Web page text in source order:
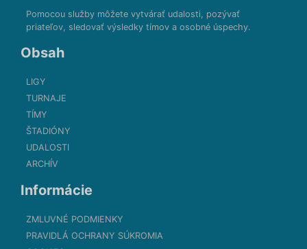
Pomocou služby môžete vytvárať udalosti, pozývať
priateľov, sledovať výsledky tímov a osobné úspechy.
Obsah
LIGY
TURNAJE
TÍMY
ŠTADIÓNY
UDALOSTI
ARCHÍV
Informácie
ZMLUVNÉ PODMIENKY
PRAVIDLÁ OCHRANY SÚKROMIA